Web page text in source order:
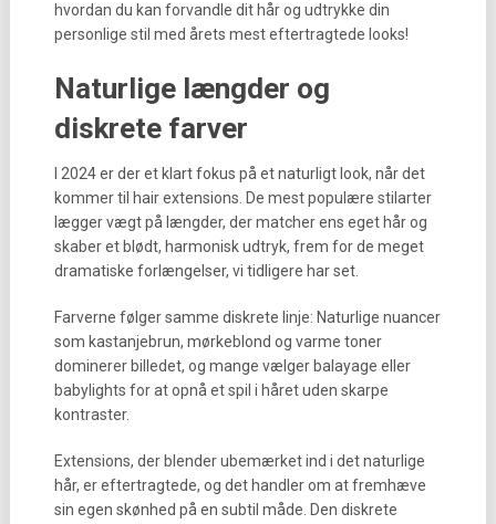
hvordan du kan forvandle dit hår og udtrykke din
personlige stil med årets mest eftertragtede looks!
Naturlige længder og
diskrete farver
I 2024 er der et klart fokus på et naturligt look, når det
kommer til hair extensions. De mest populære stilarter
lægger vægt på længder, der matcher ens eget hår og
skaber et blødt, harmonisk udtryk, frem for de meget
dramatiske forlængelser, vi tidligere har set.
Farverne følger samme diskrete linje: Naturlige nuancer
som kastanjebrun, mørkeblond og varme toner
dominerer billedet, og mange vælger balayage eller
babylights for at opnå et spil i håret uden skarpe
kontraster.
Extensions, der blender ubemærket ind i det naturlige
hår, er eftertragtede, og det handler om at fremhæve
sin egen skønhed på en subtil måde. Den diskrete